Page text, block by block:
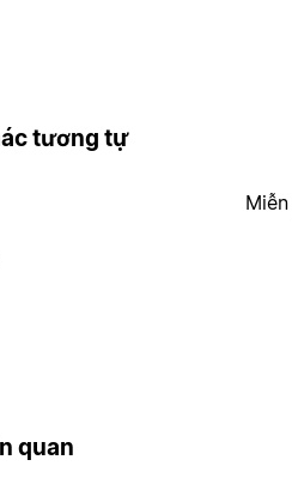
tương tự
quan